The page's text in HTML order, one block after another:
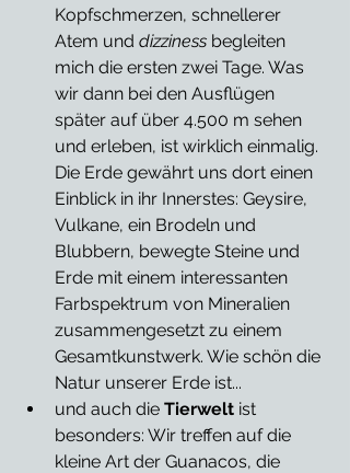
Kopfschmerzen, schnellerer
Atem und dizziness begleiten
mich die ersten zwei Tage. Was
wir dann bei den Ausflügen
später auf über 4.500 m sehen
und erleben, ist wirklich einmalig.
Die Erde gewährt uns dort einen
Einblick in ihr Innerstes: Geysire,
Vulkane, ein Brodeln und
Blubbern, bewegte Steine und
Erde mit einem interessanten
Farbspektrum von Mineralien
zusammengesetzt zu einem
Gesamtkunstwerk. Wie schön die
Natur unserer Erde ist...
und auch die Tierwelt ist
besonders: Wir treffen auf die
kleine Art der Guanacos, die